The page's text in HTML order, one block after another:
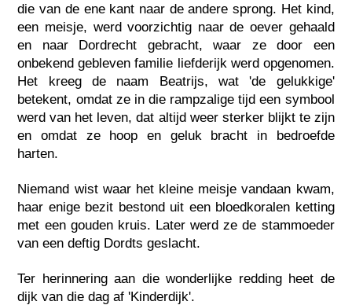
die van de ene kant naar de andere sprong. Het kind,
een meisje, werd voorzichtig naar de oever gehaald
en naar Dordrecht gebracht, waar ze door een
onbekend gebleven familie liefderijk werd opgenomen.
Het kreeg de naam Beatrijs, wat 'de gelukkige'
betekent, omdat ze in die rampzalige tijd een symbool
werd van het leven, dat altijd weer sterker blijkt te zijn
en omdat ze hoop en geluk bracht in bedroefde
harten.
Niemand wist waar het kleine meisje vandaan kwam,
haar enige bezit bestond uit een bloedkoralen ketting
met een gouden kruis. Later werd ze de stammoeder
van een deftig Dordts geslacht.
Ter herinnering aan die wonderlijke redding heet de
dijk van die dag af 'Kinderdijk'.